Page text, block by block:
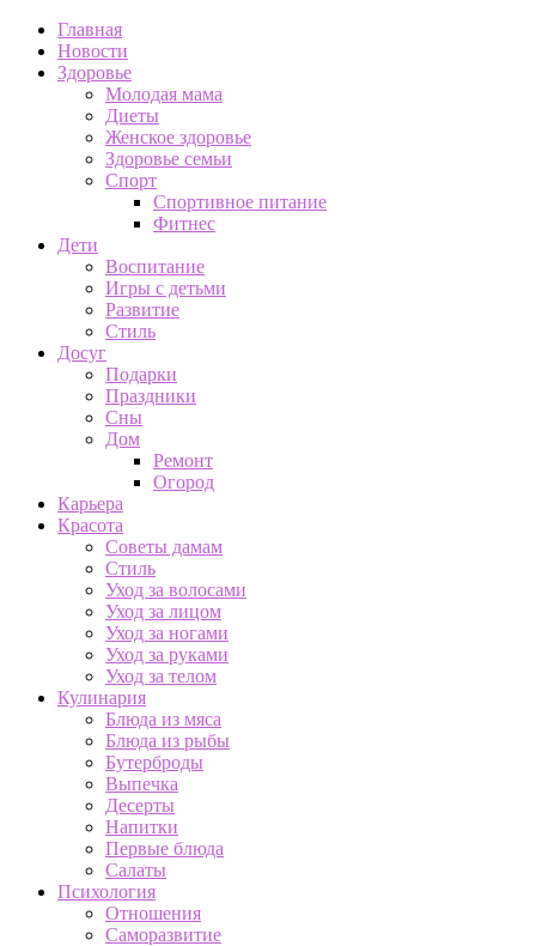
Главная
Новости
Здоровье
Молодая мама
Диеты
Женское здоровье
Здоровье семьи
Спорт
Спортивное питание
Фитнес
Дети
Воспитание
Игры с детьми
Развитие
Стиль
Досуг
Подарки
Праздники
Сны
Дом
Ремонт
Огород
Карьера
Красота
Советы дамам
Стиль
Уход за волосами
Уход за лицом
Уход за ногами
Уход за руками
Уход за телом
Кулинария
Блюда из мяса
Блюда из рыбы
Бутерброды
Выпечка
Десерты
Напитки
Первые блюда
Салаты
Психология
Отношения
Саморазвитие